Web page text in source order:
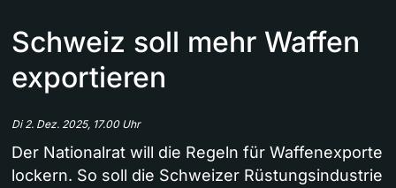
Schweiz soll mehr Waffen
exportieren
Di 2. Dez. 2025, 17.00 Uhr
Der Nationalrat will die Regeln für Waffenexporte
lockern. So soll die Schweizer Rüstungsindustrie